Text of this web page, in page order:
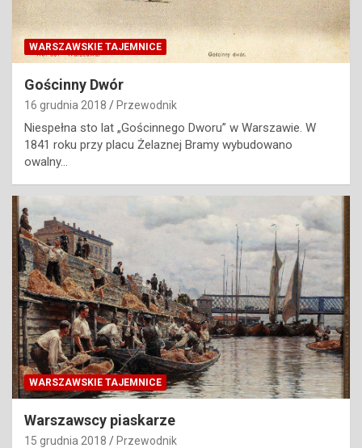
WARSZAWSKIE TAJEMNICE
Gościnny Dwór
16 grudnia 2018 Przewodnik
Niespełna sto lat „Gościnnego Dworu” w Warszawie. W
1841 roku przy placu Żelaznej Bramy wybudowano
owalny…
WARSZAWSKIE TAJEMNICE
Warszawscy piaskarze
15 grudnia 2018 Przewodnik